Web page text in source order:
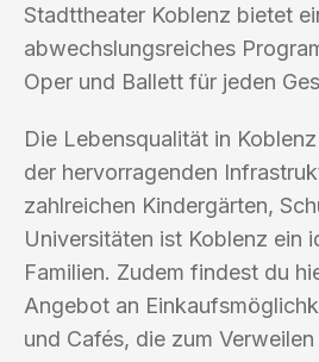
Stadttheater Koblenz bietet
abwechslungsreiches
Oper und Ballett für jeden
Die Lebensqualität in
der hervorragenden
zahlreichen Kindergärten,
Universitäten ist Koblenz ein
Familien. Zudem findest du
Angebot an
und Cafés, die zum